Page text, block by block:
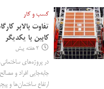
کسب و کار
تفاوت بالابر
کابین با یکدیگر
2 هفته پیش
در پروژه‌های
جابه‌جایی افراد و
ارتفاع ساختمان‌ها و